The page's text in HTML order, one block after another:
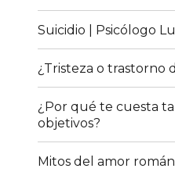
Suicidio | Psicólogo
¿Tristeza o trastorno
¿Por qué te cuesta
objetivos?
Mitos del amor